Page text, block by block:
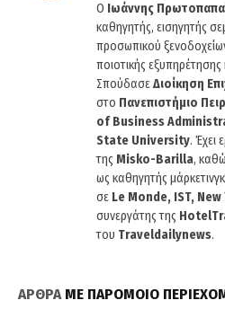
O Ιωάννης
καθηγητής, εισηγητής
προσωπικού
ποιοτικής
ΣπούδασεΔιοίκηση
στο Πανεπιστήμιο
of Business
State University. Έχει
της Misko-Barilla,
ως καθηγητής
σε Le Monde, IST, New
συνεργάτης της
του Traveldailynews.
ΑΡΘΡΑΜΕ ΠΑΡΟΜΟΙΟ